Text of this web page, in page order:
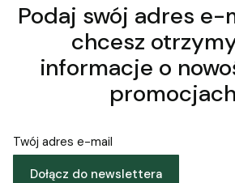
Podaj swój adres e-
chcesz
informacje o
Twój adres e-mail
Dołącz do newslettera